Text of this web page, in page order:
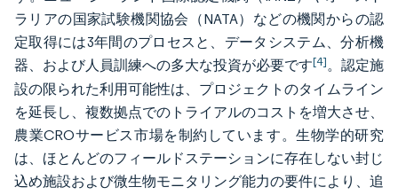
ラリアの国家試験機関協会（NATA）などの機関からの認
定取得には3年間のプロセスと、データシステム、分析機
器、および人員訓練への多大な投資が必要です[4]。認定施
設の限られた利用可能性は、プロジェクトのタイムライン
を延長し、複数拠点でのトライアルのコストを増大させ、
農業CROサービス市場を制約しています。生物学的研究
は、ほとんどのフィールドステーションに存在しない封じ
込め施設および微生物モニタリング能力の要件により、追